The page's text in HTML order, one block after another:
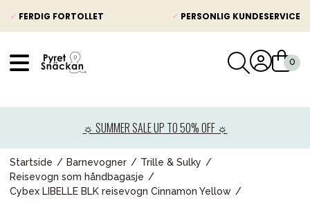
✓ FERDIG FORTOLLET ✓ PERSONLIG KUNDESERVICE
☼ SUMMER SALE UP TO 50% OFF ☼
Startside Barnevogner
Trille & Sulky
Reisevogn som håndbagasje
Cybex LIBELLE BLK reisevogn Cinnamon Yellow
Barnevogner
Bilstol
Babypakke